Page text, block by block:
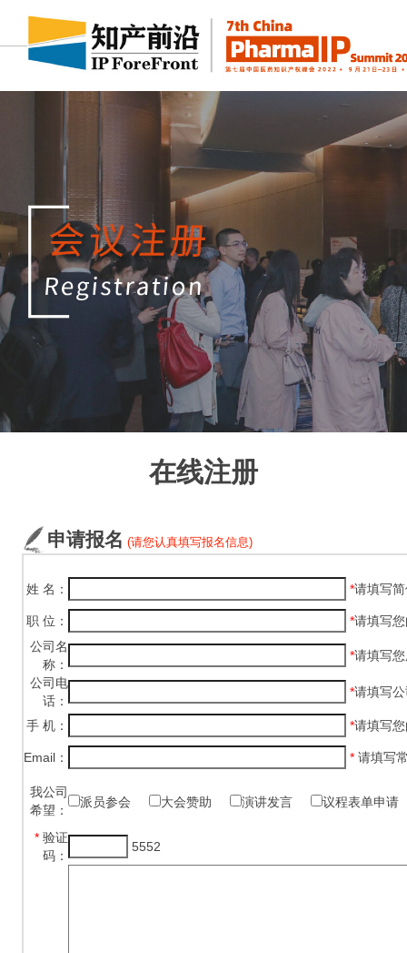
在线注册
申请报名 (请您认真填写报名信息)
姓 名： *请填写
职 位： *请填写
公司名
称：
*请填写
公司电
话：
*请填写
手 机： *请填写
Email： * 请填写
我公司
希望：
派员参会 大会赞助 演讲发言 议程表单申请
*验证
码：
5552